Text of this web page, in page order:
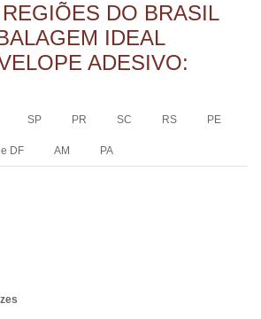
DO BRASIL
IDEAL
ADESIVO:
SP PR SC RS PE
DF AM PA